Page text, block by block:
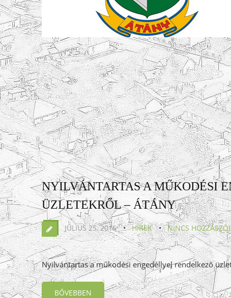
NYILVÁNTARTAS A MŰKODÉSI
ÜZLETEKRŐL – ÁTÁNY
JÚLIUS 25, 2016 HÍREK NINCS
Nyilvántartas a műkodési engedéllyel rendelkező
BŐVEBBEN